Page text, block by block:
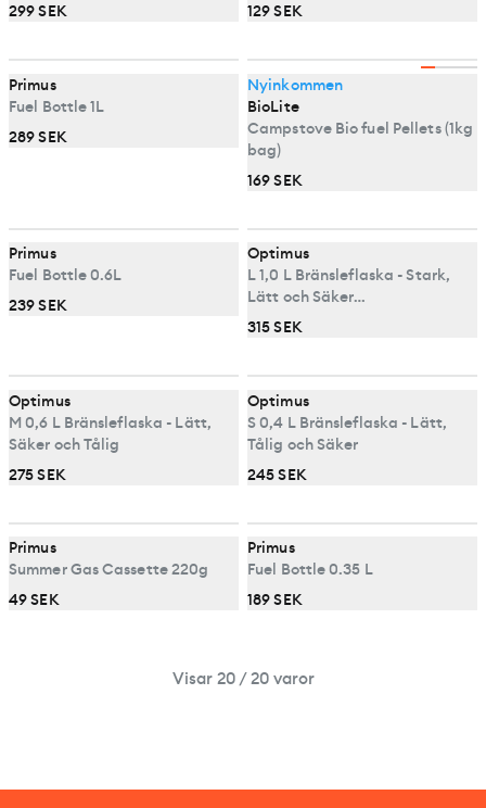
299 SEK
129 SEK
Primus
Fuel Bottle 1L
289 SEK
Nyinkommen
BioLite
Campstove Bio fuel Pellets (1kg
bag)
169 SEK
Primus
Fuel Bottle 0.6L
239 SEK
Optimus
L 1,0 L Bränsleflaska - Stark,
Lätt och Säker
Bränsleförvaring
315 SEK
Optimus
M 0,6 L Bränsleflaska - Lätt,
Säker och Tålig
275 SEK
Optimus
S 0,4 L Bränsleflaska - Lätt,
Tålig och Säker
245 SEK
Primus
Summer Gas Cassette 220g
49 SEK
Primus
Fuel Bottle 0.35 L
189 SEK
Visar 20 / 20 varor